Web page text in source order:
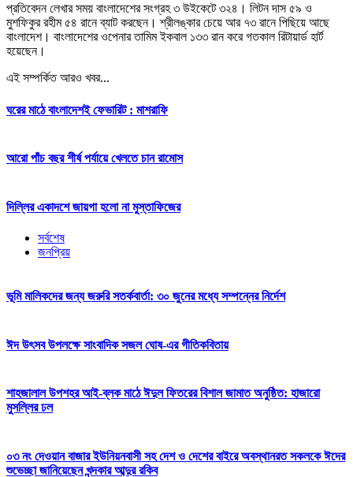
প্রতিবেদন লেখার সময় বাংলাদেশের সংগ্রহ ৩ উইকেটে ৩২৪। লিটন দাস ৫৯ ও
মুশফিকুর রহীম ৫৪ রানে ব্যাট করছেন। শ্রীলঙ্কার চেয়ে আর ৭৩ রানে পিছিয়ে আছে
বাংলাদেশ। বাংলাদেশের ওপেনার তামিম ইকবাল ১৩৩ রান করে গতকাল রিটায়ার্ড হার্ট
হয়েছেন।
এই সম্পর্কিত আরও খবর...
ঘরের মাঠে বাংলাদেশই ফেভারিট : মাশরাফি
আরো পাঁচ বছর শীর্ষ পর্যায়ে খেলতে চান রামোস
দিল্লির একাদশে জায়গা হলো না মুস্তাফিজের
সর্বশেষ
জনপ্রিয়
ভূমি মালিকদের জন্য জরুরি সতর্কবার্তা: ৩০ জুনের মধ্যে সম্পন্নের নির্দেশ
ঈদ উৎসব উপলক্ষে সাংবাদিক সজল ঘোষ-এর গীতিকবিতায়
শাহজালাল উপশহর আই-ব্লক মাঠে ঈদুল ফিতরের বিশাল জামাত অনুষ্ঠিত: হাজারো
মুসল্লির ঢল
০৩ নং দেওয়ান বাজার ইউনিয়নবাসী সহ দেশ ও দেশের বাইরে অবস্থানরত সকলকে ঈদের
শুভেচ্ছা জানিয়েছেন খন্দকার আব্দুর রকিব